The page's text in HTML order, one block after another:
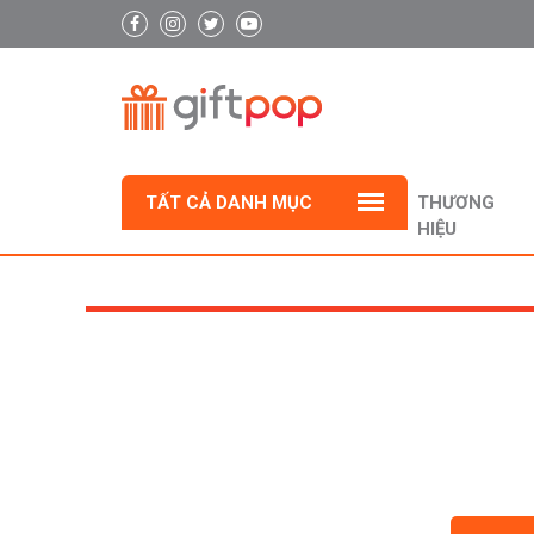
TẤT CẢ DANH MỤC
THƯƠNG
HIỆU